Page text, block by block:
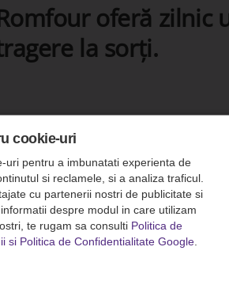
oferă zilnic
la sorți.
cookie-uri
uri pentru a imbunatati experienta de
si reclamele, si a analiza traficul.
cu partenerii nostri de publicitate si
despre modul in care utilizam
te rugam sa consulti Politica de
si Politica de Confidentialitate Google